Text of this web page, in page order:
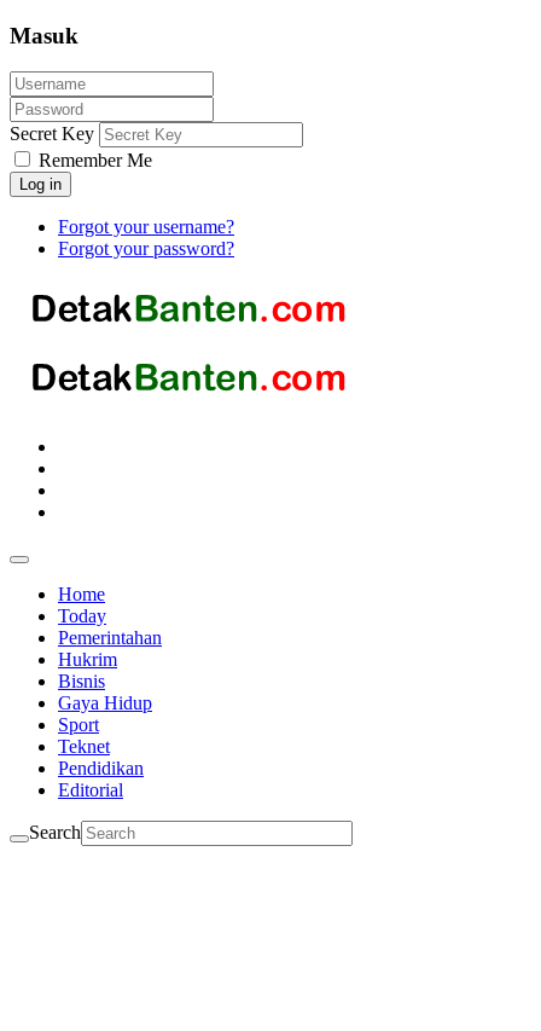
Masuk
Secret Key
Remember Me
Log in
Forgot your username?
Forgot your password?
Home
Today
Pemerintahan
Hukrim
Bisnis
Gaya Hidup
Sport
Teknet
Pendidikan
Editorial
Search